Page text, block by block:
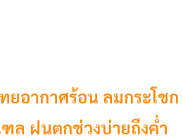
อากาศร้อน ลมกระโชก
ล ฝนตกช่วงบ่ายถึงค่ำ